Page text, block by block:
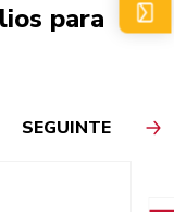
para
SEGUINTE